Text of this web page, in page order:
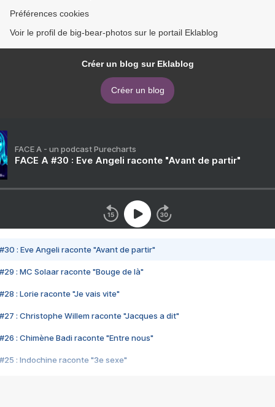
Préférences cookies
Voir le profil de big-bear-photos sur le portail Eklablog
Créer un blog sur Eklablog
Créer un blog
FACE A - un podcast Purecharts
FACE A #30 : Eve Angeli raconte "Avant de partir"
#30 : Eve Angeli raconte "Avant de partir"
#29 : MC Solaar raconte "Bouge de là"
#28 : Lorie raconte "Je vais vite"
#27 : Christophe Willem raconte "Jacques a dit"
#26 : Chimène Badi raconte "Entre nous"
#25 : Indochine raconte "3e sexe"